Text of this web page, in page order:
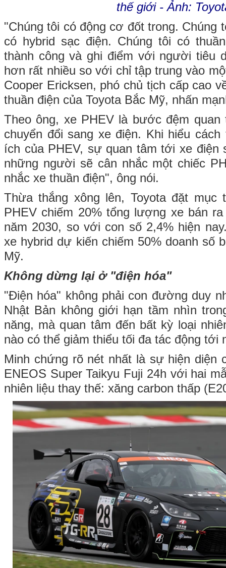
thế giới - Ảnh:
"Chúng tôi có động cơ đốt trong. Chúng
có hybrid sạc điện. Chúng tôi có
thành công và ghi điểm với người tiêu
hơn rất nhiều so với chỉ tập trung vào
Cooper Ericksen, phó chủ tịch cấp cao
thuần điện của Toyota Bắc Mỹ, nhấn
Theo ông, xe PHEV là bước đệm quan
chuyển đổi sang xe điện. Khi hiểu
ích của PHEV, sự quan tâm tới xe điện
những người sẽ cân nhắc một chiếc
nhắc xe thuần điện", ông nói.
Thừa thắng xông lên, Toyota đặt mục
PHEV chiếm 20% tổng lượng xe bán
năm 2030, so với con số 2,4% hiện
xe hybrid dự kiến chiếm 50% doanh số
Mỹ.
Không dừng lại ở "điện hóa"
"Điện hóa" không phải con đường duy
Nhật Bản không giới hạn tầm nhìn
năng, mà quan tâm đến bất kỳ loại
nào có thể giảm thiểu tối đa tác động tới
Minh chứng rõ nét nhất là sự hiện diện
ENEOS Super Taikyu Fuji 24h với hai
nhiên liệu thay thế: xăng carbon thấp